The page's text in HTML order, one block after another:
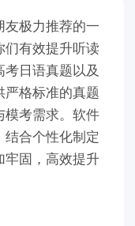
友极力推荐的一
有效提升听读
日语真题以及
严格标准的真题
考需求。软件
合个性化制定
牢固，高效提升